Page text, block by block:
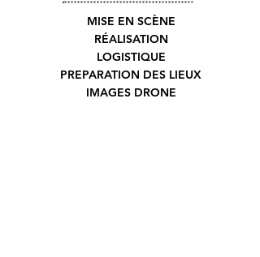
MISE EN SCÈNE
RÉALISATION
LOGISTIQUE
PREPARATION DES LIEUX
IMAGES DRONE